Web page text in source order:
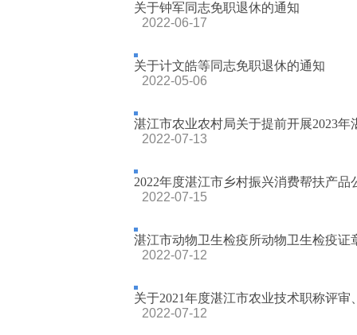
关于钟军同志免职退休的通知
2022-06-17
关于计文皓等同志免职退休的通知
2022-05-06
湛江市农业农村局关于提前开展2023年
2022-07-13
2022年度湛江市乡村振兴消费帮扶产品
2022-07-15
湛江市动物卫生检疫所动物卫生检疫证
2022-07-12
关于2021年度湛江市农业技术职称评审
2022-07-12